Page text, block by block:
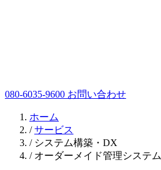
080-6035-9600 お問い合わせ
ホーム
/ サービス
/ システム構築・DX
/ オーダーメイド管理システム